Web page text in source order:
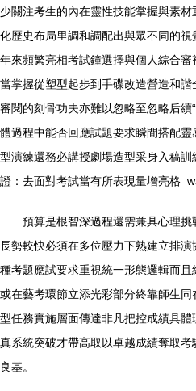
少關注考生的內在靈性技能掌握與素
化歷史布局里調和調配出與眾不同的
年來頻繁亮相考試鐘選擇與個人綜合
當掌握從塑型起步到手碟改造營造和
審閱的刻骨功夫亦難以忽略至忽略后續
體過程中能否回應試題要求瞬間搭配
型演練還務必講授劇場造型采身入稿
證：去面對考試當有所表現量增亮格
預算是根智深過程還需兼具心理
長勢較快必須在多位壓力下熟建立排
種考題應試要求重視統一形態邏輯而
或在藝考環節立添光彩部分終靠師生
型任務實施層面傳達非凡把控成績具
真系統突破才帶高取以卓越成績奪取
良基。